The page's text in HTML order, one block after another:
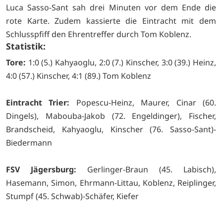
Luca Sasso-Sant sah drei Minuten vor dem Ende die
rote Karte. Zudem kassierte die Eintracht mit dem
Schlusspfiff den Ehrentreffer durch Tom Koblenz.
Statistik:
Tore: 1:0 (5.) Kahyaoglu, 2:0 (7.) Kinscher, 3:0 (39.) Heinz,
4:0 (57.) Kinscher, 4:1 (89.) Tom Koblenz
Eintracht Trier: Popescu-Heinz, Maurer, Cinar (60.
Dingels), Mabouba-Jakob (72. Engeldinger), Fischer,
Brandscheid, Kahyaoglu, Kinscher (76. Sasso-Sant)-
Biedermann
FSV Jägersburg: Gerlinger-Braun (45. Labisch),
Hasemann, Simon, Ehrmann-Littau, Koblenz, Reiplinger,
Stumpf (45. Schwab)-Schäfer, Kiefer